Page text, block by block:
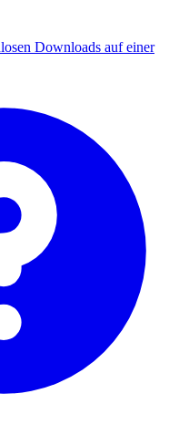
Downloads auf einer